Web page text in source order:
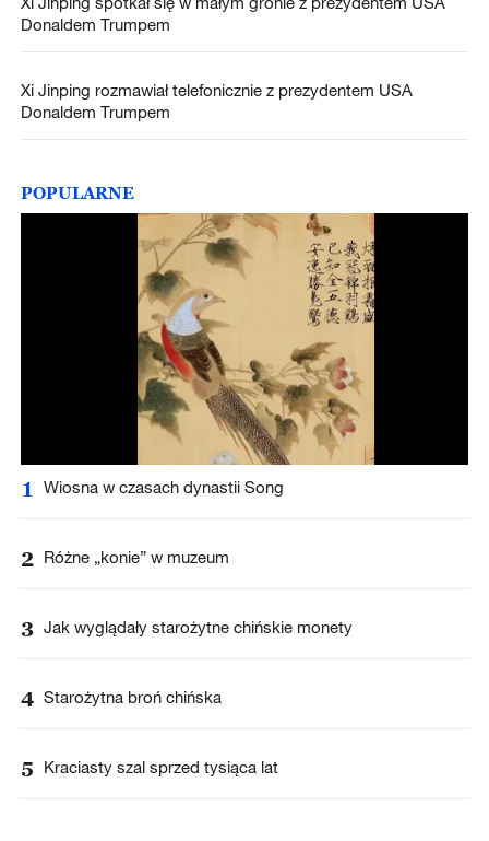
Donaldem Trumpem
Xi Jinping rozmawiał telefonicznie z prezydentem USA
Donaldem Trumpem
POPULARNE
1 Wiosna w czasach dynastii Song
2 Różne „konie” w muzeum
3 Jak wyglądały starożytne chińskie monety
4 Starożytna broń chińska
5 Kraciasty szal sprzed tysiąca lat